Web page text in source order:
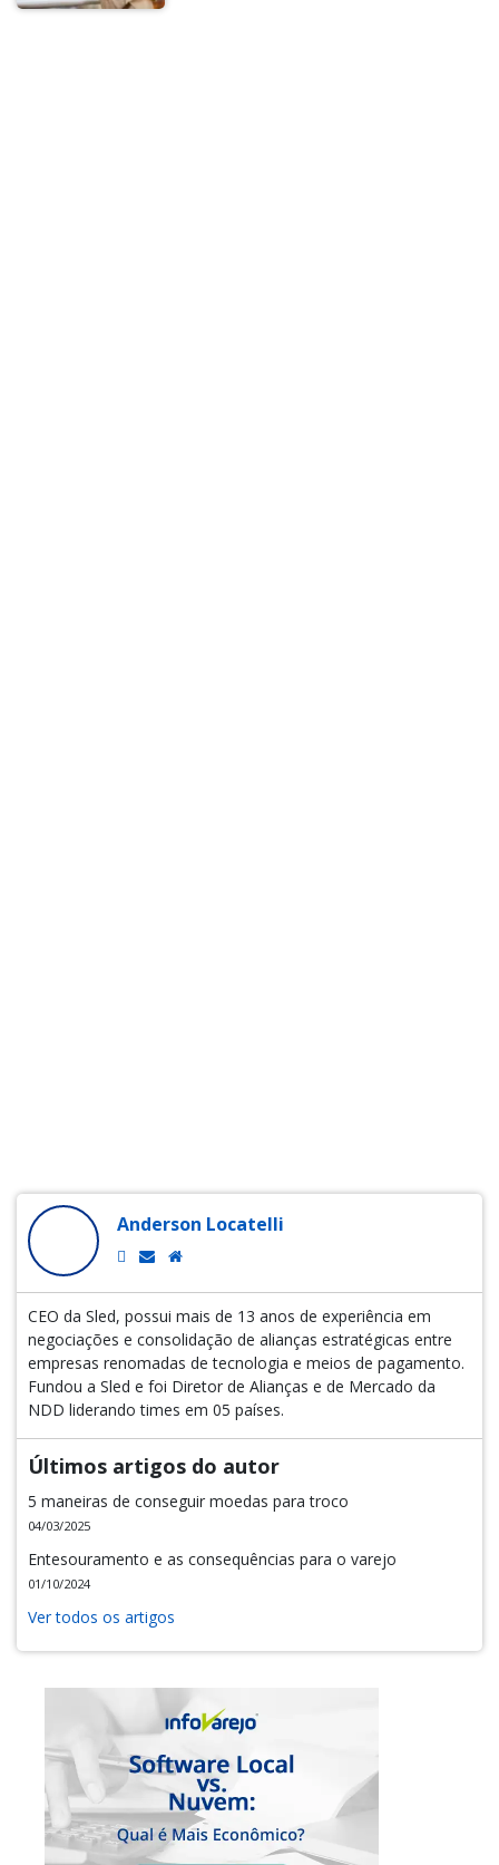
Anderson Locatelli
CEO da Sled, possui mais de 13 anos de experiência em
negociações e consolidação de alianças estratégicas entre
empresas renomadas de tecnologia e meios de pagamento.
Fundou a Sled e foi Diretor de Alianças e de Mercado da
NDD liderando times em 05 países.
Últimos artigos do autor
5 maneiras de conseguir moedas para troco
04/03/2025
Entesouramento e as consequências para o varejo
01/10/2024
Ver todos os artigos